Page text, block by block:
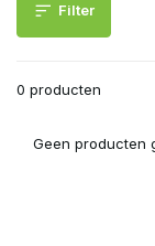
Filter
0 producten
Geen producten